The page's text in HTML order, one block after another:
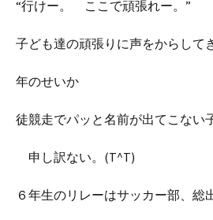
プ
“行けー。 ここで頑張れー。”
子ども達の頑張りに声をからして
年のせいか
徒競走でパッと名前が出てこない
申し訳ない。(T^T)
６年生のリレーはサッカー部、総